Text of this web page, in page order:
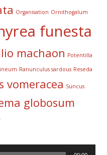
Organisation Ornithogalum
funesta
machaon Potentilla
Ranunculus sardous Reseda
vomeracea Suncus
globosum